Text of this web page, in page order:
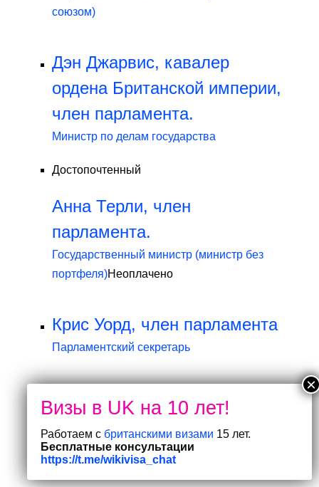
союзом)
Дэн Джарвис, кавалер
ордена Британской империи,
член парламента.
Министр по делам государства
Достопочтенный
Анна Терли, член
парламента.
Государственный министр (министр без
портфеля)Неоплачено
Крис Уорд, член парламента
Парламентский секретарь
Сатвир Каур, член
Парламентский секретарьНеоплачено
Работаем с британскими визами 15 лет.
Бесплатные консультации
https://t.me/wikivisa_chat